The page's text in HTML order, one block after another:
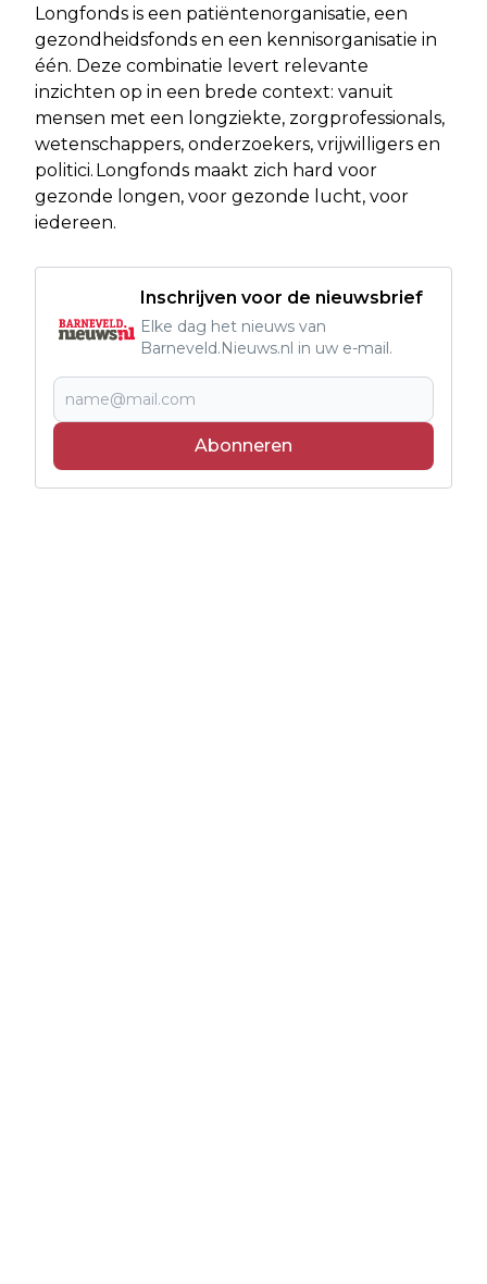
Longfonds is een patiëntenorganisatie, een
gezondheidsfonds en een kennisorganisatie in
één. Deze combinatie levert relevante
inzichten op in een brede context: vanuit
mensen met een longziekte, zorgprofessionals,
wetenschappers, onderzoekers, vrijwilligers en
politici. Longfonds maakt zich hard voor
gezonde longen, voor gezonde lucht, voor
iedereen.
Inschrijven voor de nieuwsbrief
Elke dag het nieuws van
Barneveld.Nieuws.nl in uw e-mail.
Abonneren